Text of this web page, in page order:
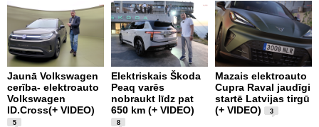
Jaunā Volkswagen
cerība- elektroauto
Volkswagen
ID.Cross(+ VIDEO)
5
Elektriskais Škoda
Peaq varēs
nobraukt līdz pat
650 km (+ VIDEO)
8
Mazais elektroauto
Cupra Raval jaudīgi
startē Latvijas tirgū
(+ VIDEO)
3